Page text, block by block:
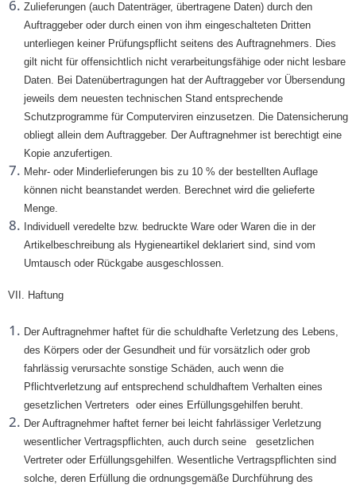
Zulieferungen (auch Datenträger, übertragene Daten) durch den
Auftraggeber oder durch einen von ihm eingeschalteten Dritten
unterliegen keiner Prüfungspflicht seitens des Auftragnehmers. Dies
gilt nicht für offensichtlich nicht verarbeitungsfähige oder nicht lesbare
Daten. Bei Datenübertragungen hat der Auftraggeber vor Übersendung
jeweils dem neuesten technischen Stand entsprechende
Schutzprogramme für Computerviren einzusetzen. Die Datensicherung
obliegt allein dem Auftraggeber. Der Auftragnehmer ist berechtigt eine
Kopie anzufertigen.
Mehr- oder Minderlieferungen bis zu 10 % der bestellten Auflage
können nicht beanstandet werden. Berechnet wird die gelieferte
Menge.
Individuell veredelte bzw. bedruckte Ware oder Waren die in der
Artikelbeschreibung als Hygieneartikel deklariert sind, sind vom
Umtausch oder Rückgabe ausgeschlossen.
VII. Haftung
Der Auftragnehmer haftet für die schuldhafte Verletzung des Lebens,
des Körpers oder der Gesundheit und für vorsätzlich oder grob
fahrlässig verursachte sonstige Schäden, auch wenn die
Pflichtverletzung auf entsprechend schuldhaftem Verhalten eines
gesetzlichen Vertreters oder eines Erfüllungsgehilfen beruht.
Der Auftragnehmer haftet ferner bei leicht fahrlässiger Verletzung
wesentlicher Vertragspflichten, auch durch seine gesetzlichen
Vertreter oder Erfüllungsgehilfen. Wesentliche Vertragspflichten sind
solche, deren Erfüllung die ordnungsgemäße Durchführung des